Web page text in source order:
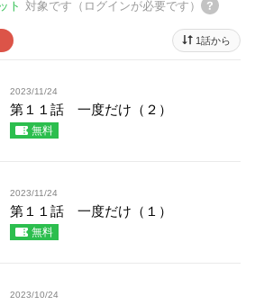
ト 対象です（ログインが必要です）
1話から
2023/11/24
第１１話 一度だけ（２）
無料
2023/11/24
第１１話 一度だけ（１）
無料
2023/10/24